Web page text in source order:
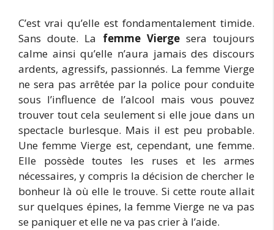
C’est vrai qu’elle est fondamentalement timide.
Sans doute. La femme Viergesera toujours
calme ainsi qu’elle n’aura jamais des discours
ardents, agressifs, passionnés. La femme Vierge
ne sera pas arrêtée par la police pour conduite
sous l’influence de l’alcool mais vous pouvez
trouver tout cela seulement si elle joue dans un
spectacle burlesque. Mais il est peu probable.
Une femme Vierge est, cependant, une femme.
Elle possède toutes les ruses et les armes
nécessaires, y compris la décision de chercher le
bonheur là où elle le trouve. Si cette route allait
sur quelques épines, la femme Vierge ne va pas
se paniquer et elle ne va pas crier à l’aide.